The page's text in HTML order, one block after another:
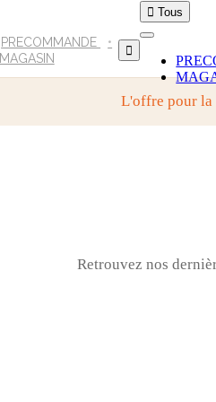
PRECOMMANDE
MAGASIN

 Tous
L'offre pour
Retrouvez nos